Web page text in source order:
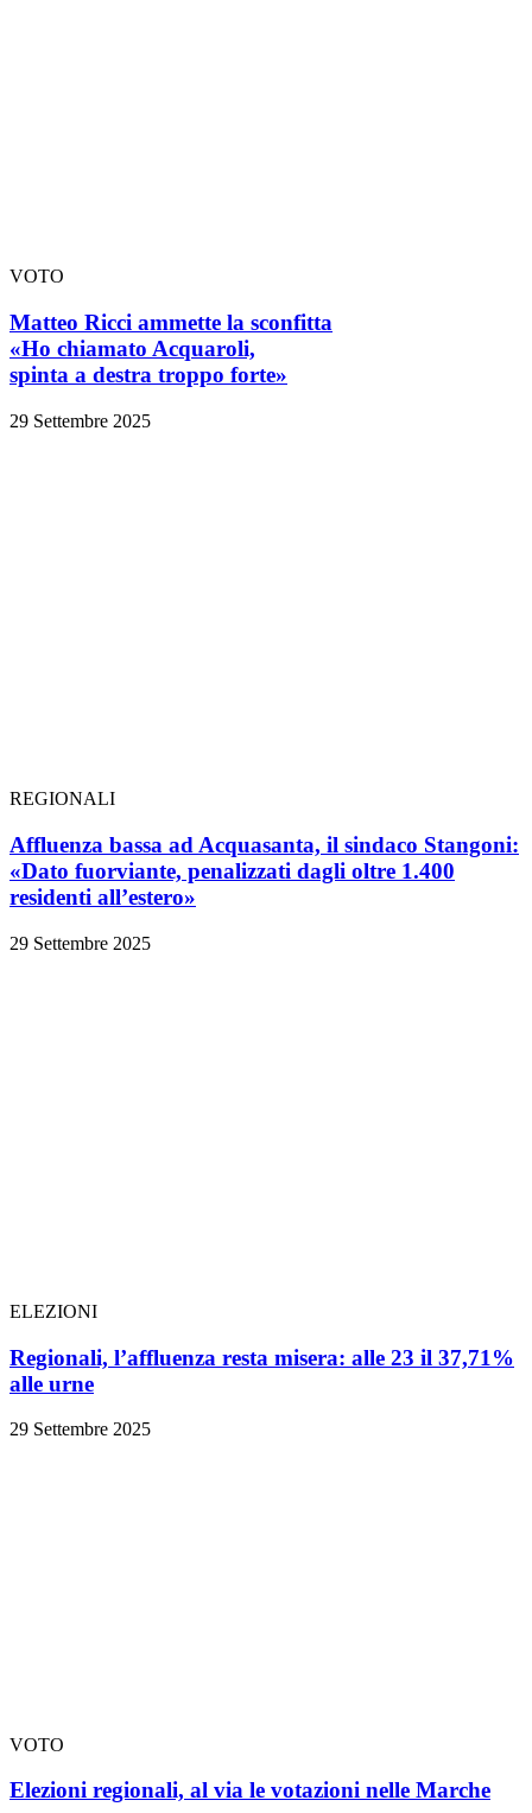
VOTO
Matteo Ricci ammette la sconfitta
«Ho chiamato Acquaroli,
spinta a destra troppo forte»
29 Settembre 2025
REGIONALI
Affluenza bassa ad Acquasanta, il sindaco Stangoni:
«Dato fuorviante, penalizzati dagli oltre 1.400
residenti all’estero»
29 Settembre 2025
ELEZIONI
Regionali, l’affluenza resta misera: alle 23 il 37,71%
alle urne
29 Settembre 2025
VOTO
Elezioni regionali, al via le votazioni nelle Marche